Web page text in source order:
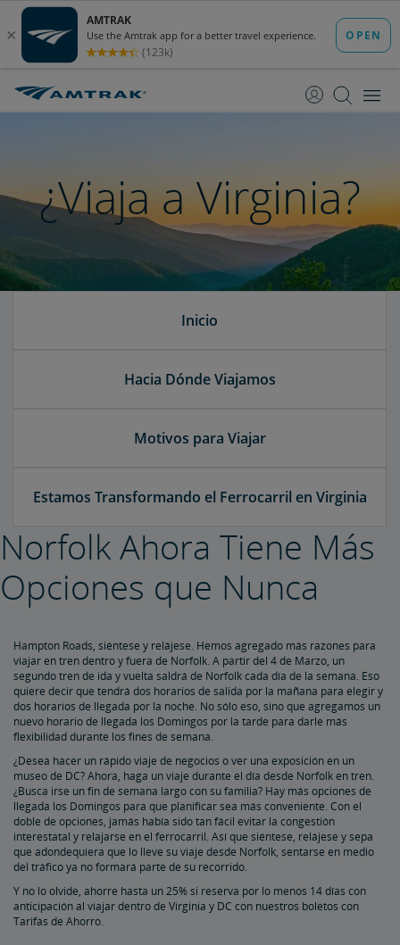
Contenido
Navegación
¿Viaja a Virginia?
Inicio
Hacia Dónde Viajamos
Motivos para Viajar
Estamos Transformando el Ferrocarril en Virginia
Norfolk Ahora Tiene Más
Opciones que Nunca
Hampton Roads, siéntese y relájese. Hemos agregado más razones para
viajar en tren dentro y fuera de Norfolk. A partir del 4 de Marzo, un
segundo tren de ida y vuelta saldrá de Norfolk cada día de la semana. Eso
quiere decir que tendrá dos horarios de salida por la mañana para elegir y
dos horarios de llegada por la noche. No sólo eso, sino que agregamos un
nuevo horario de llegada los Domingos por la tarde para darle más
flexibilidad durante los fines de semana.
¿Desea hacer un rápido viaje de negocios o ver una exposición en un
museo de DC? Ahora, haga un viaje durante el día desde Norfolk en tren.
¿Busca irse un fin de semana largo con su familia? Hay más opciones de
llegada los Domingos para que planificar sea más conveniente. Con el
doble de opciones, jamás había sido tan fácil evitar la congestión
interestatal y relajarse en el ferrocarril. Así que siéntese, relájese y sepa
que adondequiera que lo lleve su viaje desde Norfolk, sentarse en medio
del tráfico ya no formará parte de su recorrido.
Y no lo olvide, ahorre hasta un 25% si reserva por lo menos 14 días con
anticipación al viajar dentro de Virginia y DC con nuestros boletos con
Tarifas de Ahorro.